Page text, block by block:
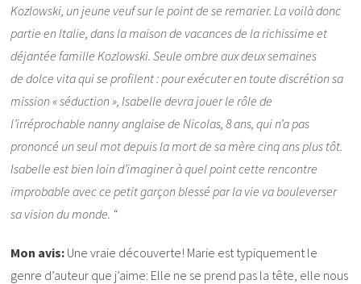
Kozlowski, un jeune veuf sur le point de se remarier. La voilà donc
partie en Italie, dans la maison de vacances de la richissime et
déjantée famille Kozlowski. Seule ombre aux deux semaines
de dolce vita qui se profilent : pour exécuter en toute discrétion sa
mission « séduction », Isabelle devra jouer le rôle de
l’irréprochable nanny anglaise de Nicolas, 8 ans, qui n’a pas
prononcé un seul mot depuis la mort de sa mère cinq ans plus tôt.
Isabelle est bien loin d’imaginer à quel point cette rencontre
improbable avec ce petit garçon blessé par la vie va bouleverser
sa vision du monde. “
Mon avis: Une vraie découverte! Marie est typiquement le
genre d’auteur que j’aime: Elle ne se prend pas la tête, elle nous